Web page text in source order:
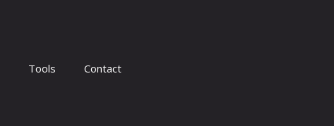
Tools Contact